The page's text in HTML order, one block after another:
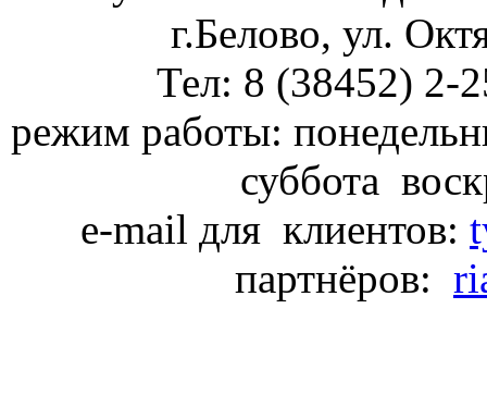
г.Белово, ул.
Тел: 8 (38452) 2-
режим работы:
суббота
e-mail для клиентов:
партнёров: